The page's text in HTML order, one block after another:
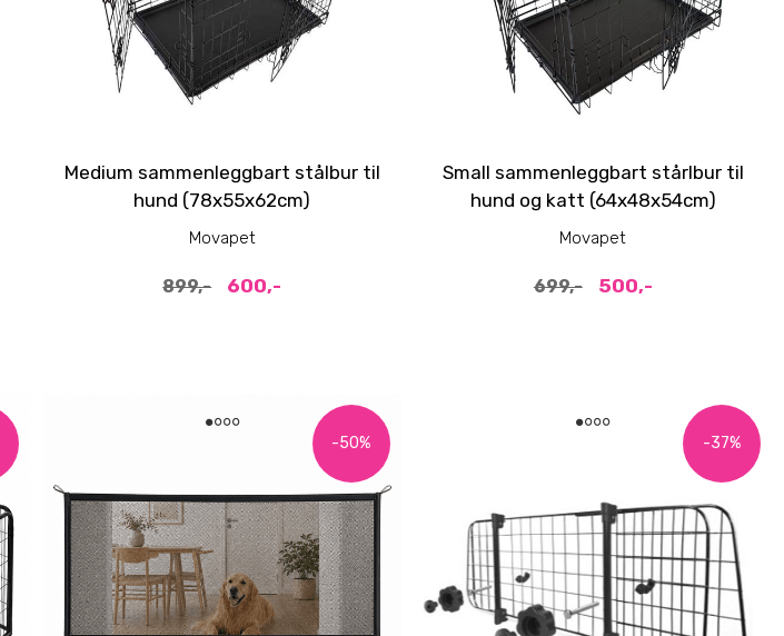
Medium sammenleggbart stålbur til
hund (78x55x62cm)
Movapet
899,- 600,-
Small sammenleggbart stårlbur til
hund og katt (64x48x54cm)
Movapet
699,- 500,-
-50% -37%